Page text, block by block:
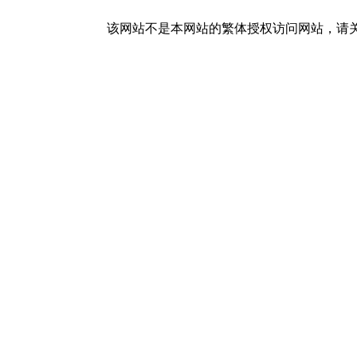
该网站不是本网站的繁体授权访问网站，请